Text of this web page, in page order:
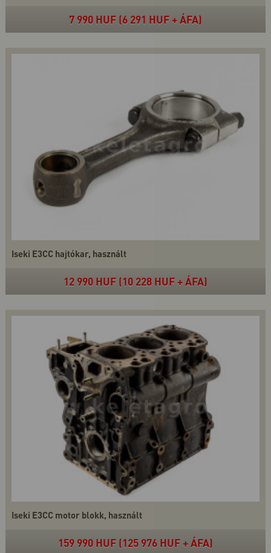
7 990 HUF (6 291 HUF + ÁFA)
Iseki E3CC hajtókar, használt
12 990 HUF (10 228 HUF + ÁFA)
Iseki E3CC motor blokk, használt
159 990 HUF (125 976 HUF + ÁFA)